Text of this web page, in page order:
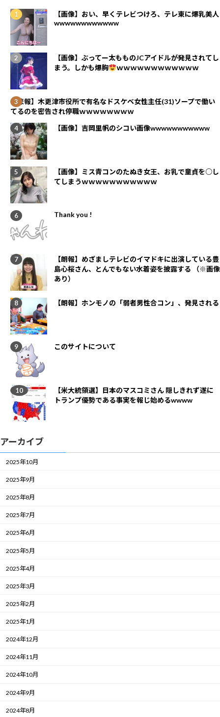
【画像】おい、早くテレビつけろ、テレ東に爆乳美人
wwwwwwwwwwww
【画像】ぶってー太もものJCアイドルが発見されてし
まう。しかも爆胸
ｗｗｗｗｗｗｗｗｗｗｗｗ
【悲報】木更津市役所で有名なドスケベ女性主任(31)ソープで働い
てるのを密告され停職ｗｗｗｗｗｗｗｗ
【画像】吉岡里帆のシコい画像wwwwwwwwwww
【画像】ミス青コンのたぬき女王、お乳で童貞を○し
てしまうｗｗｗｗｗｗｗｗｗｗｗ
Thank you !
【朗報】めざましテレビのイマドキに出演している豊
島心桜さん、とんでもない水着姿を披露する （※画像
あり）
【朗報】ホンモノの「弱者男性合コン」、発見される
このサイトについて
【米大統領選】日本のマスコミさん 隠しきれず遂に
トランプ優勢である事実を報じ始めるwwww
アーカイブ
2025年10月
2025年9月
2025年8月
2025年7月
2025年6月
2025年5月
2025年4月
2025年3月
2025年2月
2025年1月
2024年12月
2024年11月
2024年10月
2024年9月
2024年8月